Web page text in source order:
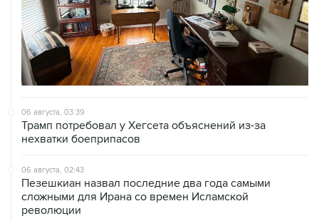
06 августа, 03:39
Трамп потребовал у Хегсета объяснений из-за
нехватки боеприпасов
06 августа, 02:43
Пезешкиан назвал последние два года самыми
сложными для Ирана со времен Исламской
революции